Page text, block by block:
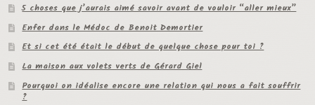
5 choses que j’aurais aimé savoir avant de vouloir “aller mieux”
Enfer dans le Médoc de Benoit Demortier
Et si cet été était le début de quelque chose pour toi ?
La maison aux volets verts de Gérard Giel
Pourquoi on idéalise encore une relation qui nous a fait souffrir
?